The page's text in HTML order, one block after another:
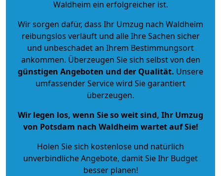
Waldheim ein erfolgreicher ist.
Wir sorgen dafür, dass Ihr Umzug nach Waldheim
reibungslos verläuft und alle Ihre Sachen sicher
und unbeschadet an Ihrem Bestimmungsort
ankommen. Überzeugen Sie sich selbst von den
günstigen Angeboten und der Qualität. Unsere
umfassender Service wird Sie garantiert
überzeugen.
Wir legen los, wenn Sie so weit sind, Ihr Umzug
von Potsdam nach Waldheim wartet auf Sie!
Holen Sie sich kostenlose und natürlich
unverbindliche Angebote, damit Sie Ihr Budget
besser planen!